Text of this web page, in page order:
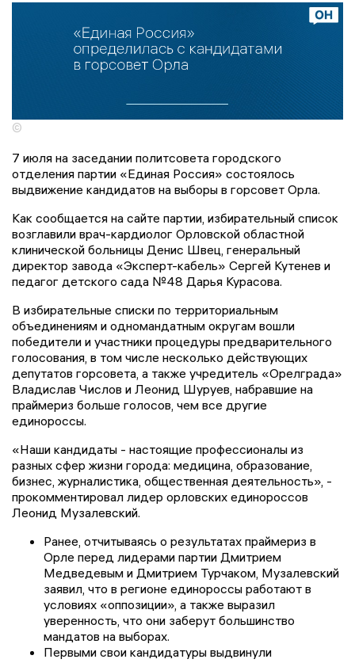
©
7 июля на заседании политсовета городского
отделения партии «Единая Россия» состоялось
выдвижение кандидатов на выборы в горсовет Орла.
Как сообщается на сайте партии, избирательный список
возглавили врач-кардиолог Орловской областной
клинической больницы Денис Швец, генеральный
директор завода «Эксперт-кабель» Сергей Кутенев и
педагог детского сада №48 Дарья Курасова.
В избирательные списки по территориальным
объединениям и одномандатным округам вошли
победители и участники процедуры предварительного
голосования, в том числе несколько действующих
депутатов горсовета, а также учредитель «Орелграда»
Владислав Числов и Леонид Шуруев, набравшие на
праймериз больше голосов, чем все другие
единороссы.
«Наши кандидаты - настоящие профессионалы из
разных сфер жизни города: медицина, образование,
бизнес, журналистика, общественная деятельность», -
прокомментировал лидер орловских единороссов
Леонид Музалевский.
Ранее, отчитываясь о результатах праймериз в
Орле перед лидерами партии Дмитрием
Медведевым и Дмитрием Турчаком, Музалевский
заявил, что в регионе единороссы работают в
условиях «оппозиции», а также выразил
уверенность, что они заберут большинство
мандатов на выборах.
Первыми свои кандидатуры выдвинули